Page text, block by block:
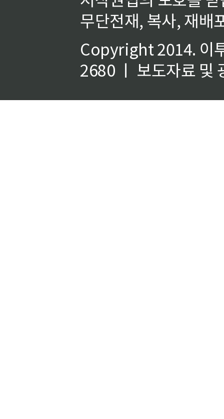
무단전재, 복사, 재배
Copyright 2014. 이
2680 ㅣ 보도자료